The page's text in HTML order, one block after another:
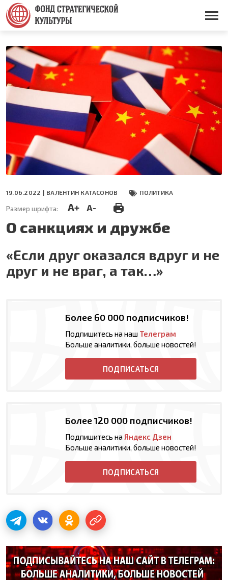
Перейти
основному
содержанию
Основная
19.06.2022 | ВАЛЕНТИН КАТАСОНОВ ПОЛИТИКА
Размер шрифта: A+ A-
О санкциях и дружбе
«Если друг оказался вдруг и не
друг и не враг, а так…»
Более 60 000 подписчиков!
Подпишитесь на наш Телеграм
Больше аналитики, больше новостей!
ПОДПИСАТЬСЯ
Более 120 000 подписчиков!
Подпишитесь на Яндекс Дзен
Больше аналитики, больше новостей!
ПОДПИСАТЬСЯ